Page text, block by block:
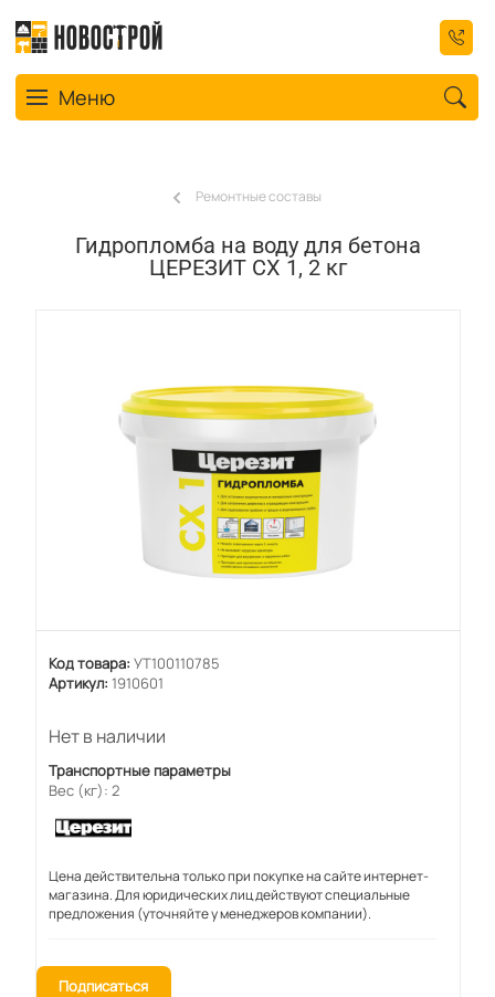
Toggle navigation
Меню
Ремонтные составы
Гидропломба на воду для бетона
ЦЕРЕЗИТ CX 1, 2 кг
Код товара: УТ100110785
Артикул: 1910601
Нет в наличии
Транспортные параметры
Вес (кг): 2
Цена действительна только при покупке на сайте интернет-
магазина. Для юридических лиц действуют специальные
предложения (уточняйте у менеджеров компании).
Подписаться